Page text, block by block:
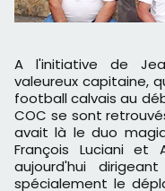
A l'initiative de Jean Guidoni, solide défenseuret
valeureux capitaine,
football calvais au
COC se sont
avait là le duo
François Luciani et
aujourd'hui
spécialement le